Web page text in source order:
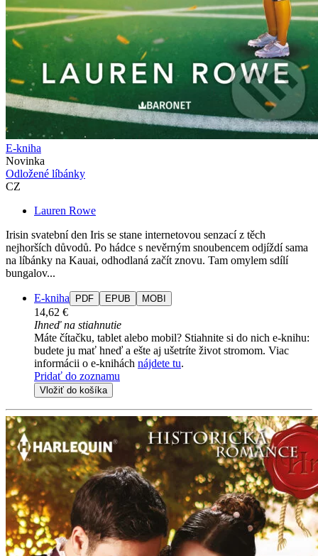
E-kniha
Novinka
Odložené líbánky
CZ
Lauren Rowe
Irisin svatební den Iris se stane internetovou senzací z těch
nejhorších důvodů. Po hádce s nevěrným snoubencem odjíždí sama
na líbánky na Kauai, odhodlaná začít znovu. Tam omylem sdílí
bungalov...
E-kniha PDF EPUB MOBI
14,62 €
Ihneď na stiahnutie
Máte čítačku, tablet alebo mobil? Stiahnite si do nich e-knihu:
budete ju mať hneď a ešte aj ušetríte život stromom. Viac
informácii o e-knihách nájdete tu.
Pridať do zoznamu
Vložiť do košíka